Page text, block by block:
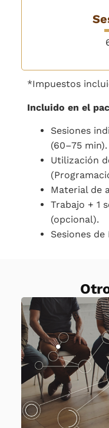
*Impuestos
Incluido en el
Sesiones
(60–75 min).
Utilización
Material de
Trabajo + 1
(opcional).
Sesiones